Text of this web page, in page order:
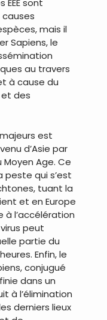
EEE sont
mais il
Sapiens, le
au travers
à cause du
des
est
d’Asie par
Age. Ce
peste qui s’est
tuant la
et en Europe
à l’accélération
peut
partie du
Enfin, le
conjugué
dans un
à l’élimination
derniers lieux